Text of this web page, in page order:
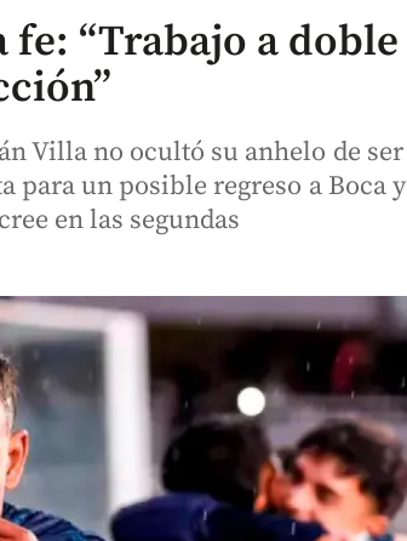
“Trabajo a doble
Villa no ocultó su anhelo de ser
para un posible regreso a Boca y
en las segundas